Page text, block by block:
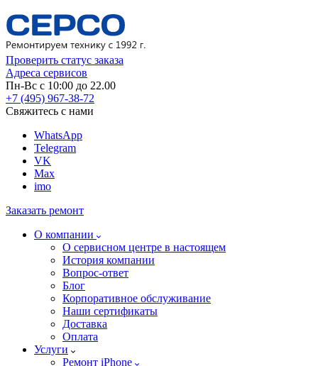
Проверить статус заказа
Адреса сервисов
Пн-Вс с 10:00 до 22.00
+7 (495) 967-38-72
Свяжитесь с нами
WhatsApp
Telegram
VK
Max
imo
Заказать ремонт
О компании
О сервисном центре в настоящем
История компании
Вопрос-ответ
Блог
Корпоративное обслуживание
Наши сертификаты
Доставка
Оплата
Услуги
Ремонт iPhone